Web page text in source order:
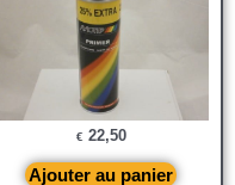
€ 22,50
Ajouter au panier